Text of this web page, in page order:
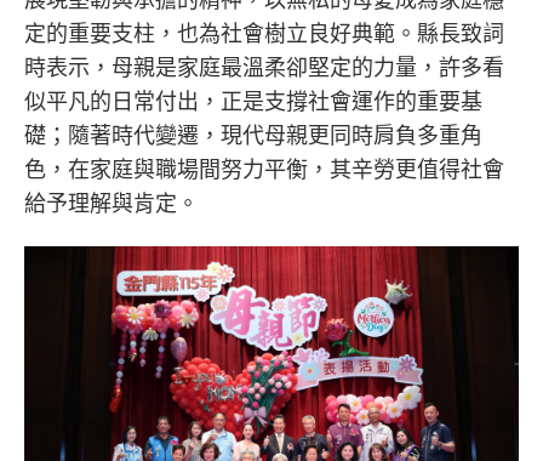
定的重要支柱，也為社會樹立良好典範。縣長致詞
時表示，母親是家庭最溫柔卻堅定的力量，許多看
似平凡的日常付出，正是支撐社會運作的重要基
礎；隨著時代變遷，現代母親更同時肩負多重角
色，在家庭與職場間努力平衡，其辛勞更值得社會
給予理解與肯定。